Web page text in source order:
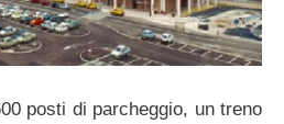
posti di parcheggio, un treno